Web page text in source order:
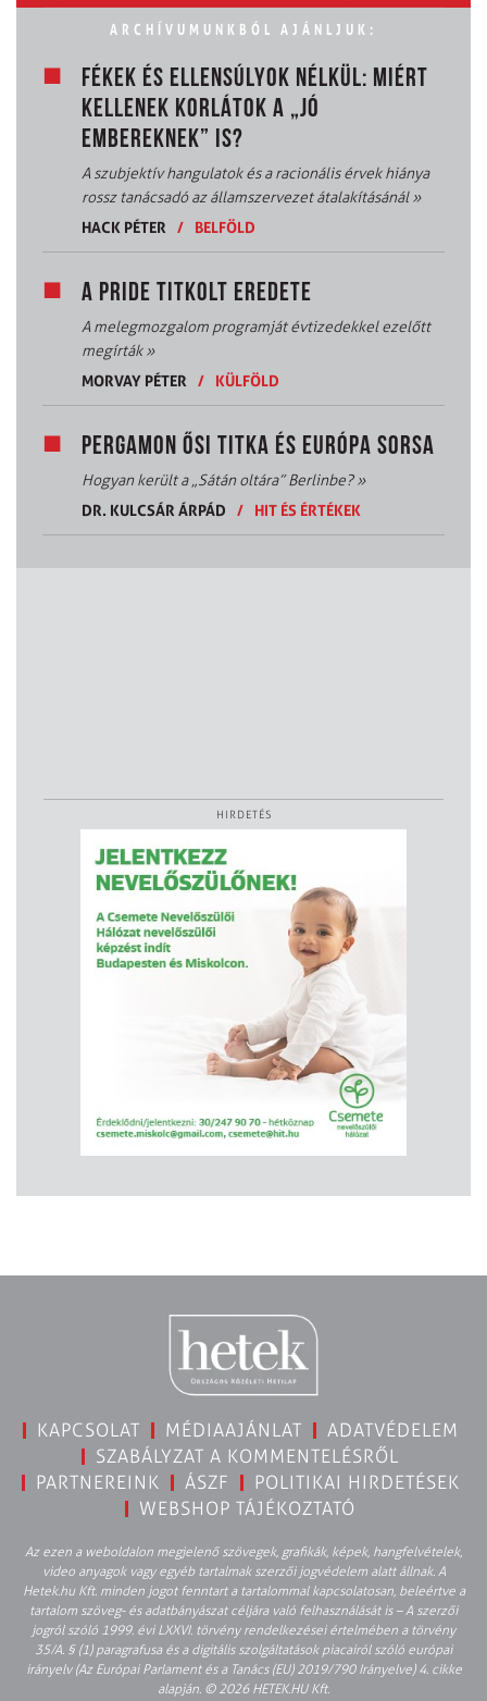
ARCHÍVUMUNKBÓL AJÁNLJUK:
FÉKEK ÉS ELLENSÚLYOK NÉLKÜL: MIÉRT
KELLENEK KORLÁTOK A „JÓ
EMBEREKNEK” IS?
A szubjektív hangulatok és a racionális érvek hiánya
rossz tanácsadó az államszervezet átalakításánál»
HACK PÉTER
/ BELFÖLD
A PRIDE TITKOLT EREDETE
A melegmozgalom programját évtizedekkel ezelőtt
megírták»
MORVAY PÉTER
/ KÜLFÖLD
PERGAMON ŐSI TITKA ÉS EURÓPA SORSA
Hogyan került a „Sátán oltára” Berlinbe?»
DR. KULCSÁR ÁRPÁD
/ HIT ÉS ÉRTÉKEK
HIRDETÉS
KAPCSOLAT MÉDIAAJÁNLAT
ADATVÉDELEM
SZABÁLYZAT A KOMMENTELÉSRŐL
PARTNEREINK
ÁSZF
POLITIKAI HIRDETÉSEK
WEBSHOP TÁJÉKOZTATÓ
Az ezen a weboldalon megjelenő szövegek, grafikák, képek, hangfelvételek,
video anyagok vagy egyéb tartalmak szerzői jogvédelem alatt állnak. A
Hetek.hu Kft. minden jogot fenntart a tartalommal kapcsolatosan, beleértve a
tartalom szöveg- és adatbányászat céljára való felhasználását is – A szerzői
jogról szóló 1999. évi LXXVI. törvény rendelkezései értelmében a törvény
35/A. § (1) paragrafusa és a digitális szolgáltatások piacairól szóló európai
irányelv (Az Európai Parlament és a Tanács (EU) 2019/790 Irányelve) 4. cikke
alapján. © 2026 HETEK.HU Kft.